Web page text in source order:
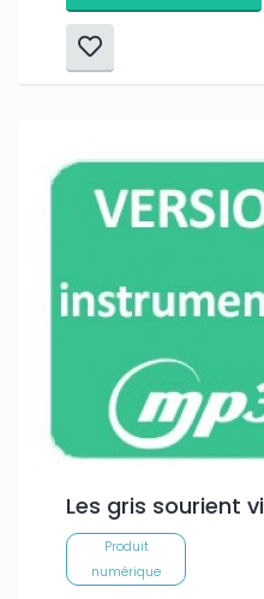
Les gris sourient vi
Produit
numérique